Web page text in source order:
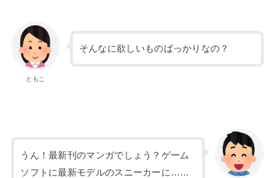
ともこ
そんなに欲しいものばっかりなの？
うん！最新刊のマンガでしょう？ゲーム
ソフトに最新モデルのスニーカーに……